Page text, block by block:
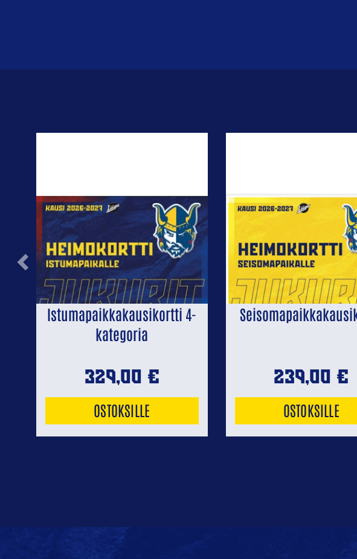
Istumapaikkakausikortti 4-
kategoria
329,00 €
OSTOKSILLE
239,00 €
OSTOKSILLE
Previous